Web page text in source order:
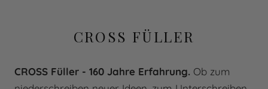
CROSS FÜLLER
CROSS Füller - 160 Jahre Erfahrung. Ob zum